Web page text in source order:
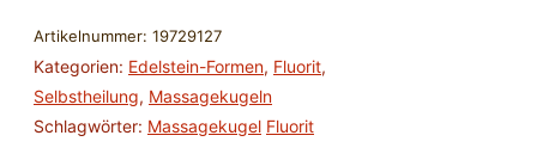
Artikelnummer: 19729127
Kategorien: Edelstein-Formen, Fluorit,
Selbstheilung, Massagekugeln
Schlagwörter: Massagekugel Fluorit